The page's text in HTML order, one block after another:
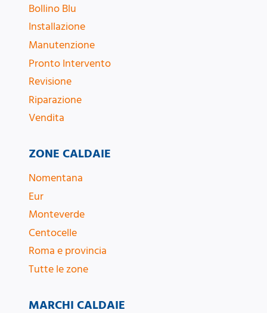
Bollino Blu
Installazione
Manutenzione
Pronto Intervento
Revisione
Riparazione
Vendita
ZONE CALDAIE
Nomentana
Eur
Monteverde
Centocelle
Roma e provincia
Tutte le zone
MARCHI CALDAIE